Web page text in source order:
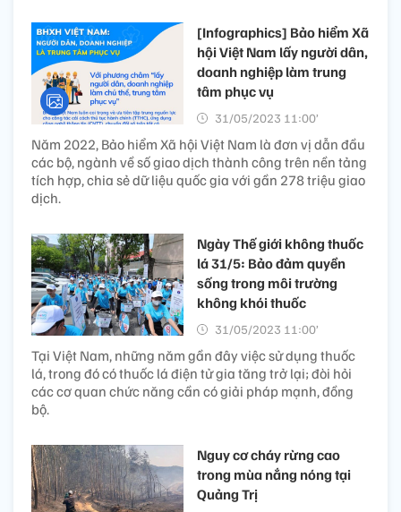
[Infographics] Bảo hiểm Xã
hội Việt Nam lấy người dân,
doanh nghiệp làm trung
tâm phục vụ
31/05/2023 11:00’
Năm 2022, Bảo hiểm Xã hội Việt Nam là đơn vị dẫn đầu
các bộ, ngành về số giao dịch thành công trên nền tảng
tích hợp, chia sẻ dữ liệu quốc gia với gần 278 triệu giao
dịch.
Ngày Thế giới không thuốc
lá 31/5: Bảo đảm quyền
sống trong môi trường
không khói thuốc
31/05/2023 11:00’
Tại Việt Nam, những năm gần đây việc sử dụng thuốc
lá, trong đó có thuốc lá điện tử gia tăng trở lại; đòi hỏi
các cơ quan chức năng cần có giải pháp mạnh, đồng
bộ.
Nguy cơ cháy rừng cao
trong mùa nắng nóng tại
Quảng Trị